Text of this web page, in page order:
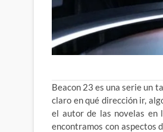
Beacon 23 es una serie un
claro en qué dirección ir,
el autor de las novelas en
encontramos con aspectos